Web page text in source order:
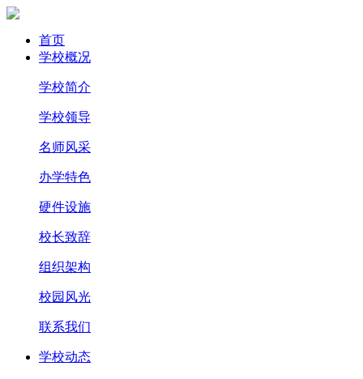
首页
学校概况
学校简介
学校领导
名师风采
办学特色
硬件设施
校长致辞
组织架构
校园风光
联系我们
学校动态